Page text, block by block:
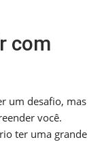
com
um desafio, mas
você.
ter uma grande